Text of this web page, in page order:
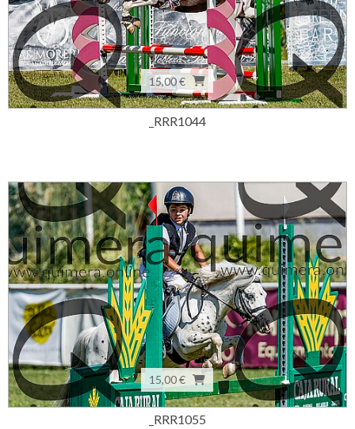
15,00 €
_RRR1044
15,00 €
_RRR1055